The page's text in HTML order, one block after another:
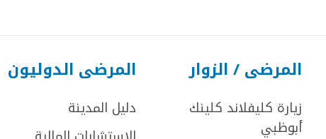
المرضى / الزوار
زيارة كليفلاند كلينك
أبوظبي
المرضى الدوليون
دليل المدينة